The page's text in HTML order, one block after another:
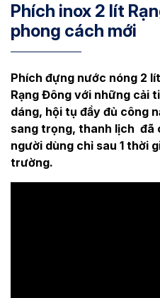
Phích inox 2 lít
phong cách mới
Phích đựng nước nóng 2
Rạng Đông với những cải
dáng, hội tụ đầy đủ công
sang trọng, thanh lịch đã
người dùng chỉ sau 1 thời
trường.